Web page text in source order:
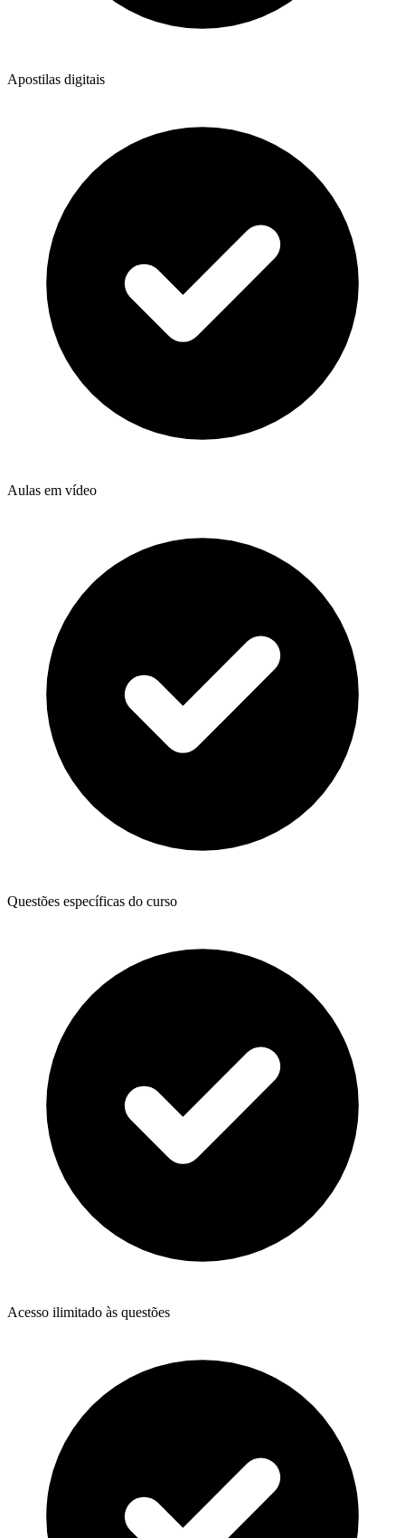
Apostilas digitais
Aulas em vídeo
Questões específicas do curso
Acesso ilimitado às questões